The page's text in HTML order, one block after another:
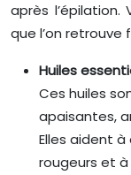
après l’épilation.
que l’on
Huiles
Ces huiles
apaisantes,
Elles aident
rougeurs et